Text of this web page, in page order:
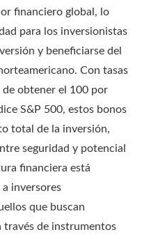
financiero global, lo
para los inversionistas
y beneficiarse del
Con tasas
obtener el 100 por
S&P 500, estos bonos
total de la inversión,
seguridad y potencial
financiera está
inversores
que buscan
de instrumentos